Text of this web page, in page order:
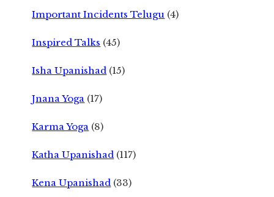
Important Incidents Telugu (4)
Inspired Talks (45)
Isha Upanishad (15)
Jnana Yoga (17)
Karma Yoga (8)
Katha Upanishad (117)
Kena Upanishad (33)